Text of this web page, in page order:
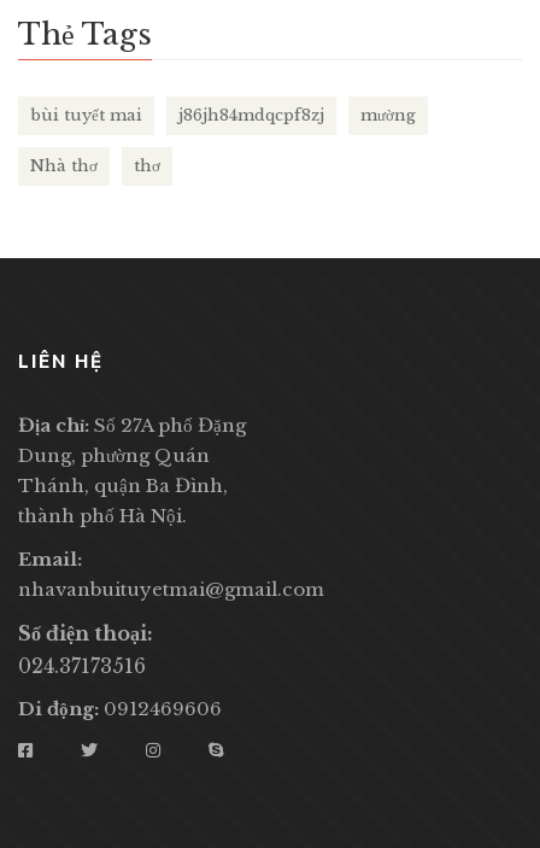
Thẻ Tags
bùi tuyết mai j86jh84mdqcpf8zj mường
Nhà thơ thơ
LIÊN HỆ
Địa chỉ: Số 27A phố Đặng
Dung, phường Quán
Thánh, quận Ba Đình,
thành phố Hà Nội.
Email:
nhavanbuituyetmai@gmail.com
Số điện thoại:
024.37173516
Di động: 0912469606